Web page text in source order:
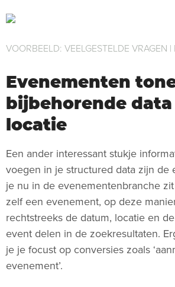
VOORBEELD: VEELGESTELDE VRAGEN |
Evenementen
bijbehorende data
locatie
Een ander interessant stukje
voegen in je structured data zijn de
je nu in de evenementenbranche
zelf een evenement, op deze
rechtstreeks de datum, locatie en
event delen in de zoekresultaten.
je je focust op conversies zoals
evenement’.